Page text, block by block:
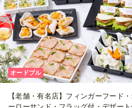
オードブル
【老舗・有名店】フィンガーフード
ーローサンド・フラッグ付・デザー